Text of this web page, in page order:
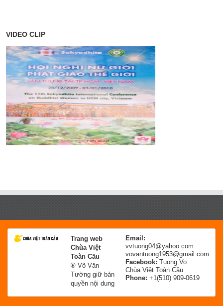
VIDEO CLIP
Trang web
Chùa Việt
Toàn Cầu
® Võ Văn
Tường giữ bản
quyền nội dung
Email:
vvtuong04@yahoo.com
vovantuong1953@gmail.com
Facebook: Tuong Vo
Chùa Việt Toàn Cầu
Phone: +1(510) 909-0619